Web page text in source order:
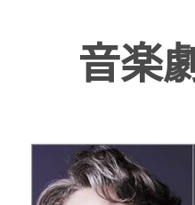
音楽